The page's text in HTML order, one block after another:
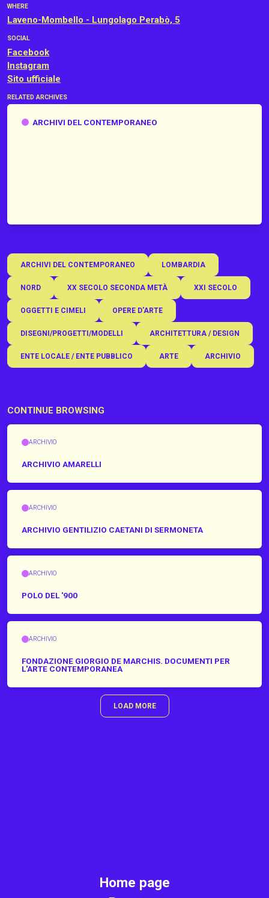
WHERE
Laveno-Mombello - Lungolago Perabò, 5
SOCIAL
Facebook
Instagram
Sito ufficiale
RELATED ARCHIVES
ARCHIVI DEL CONTEMPORANEO
Archivi del Contemporaneo
ARCHIVI DEL CONTEMPORANEO LOMBARDIA
NORD XX SECOLO SECONDA METÀ XXI SECOLO
OGGETTI E CIMELI OPERE D'ARTE
DISEGNI/PROGETTI/MODELLI ARCHITETTURA / DESIGN
ENTE LOCALE / ENTE PUBBLICO ARTE ARCHIVIO
CONTINUE BROWSING
ARCHIVIO
ARCHIVIO AMARELLI
ARCHIVIO
ARCHIVIO GENTILIZIO CAETANI DI SERMONETA
ARCHIVIO
POLO DEL '900
ARCHIVIO
FONDAZIONE GIORGIO DE MARCHIS. DOCUMENTI PER
L'ARTE CONTEMPORANEA
LOAD MORE
Home page